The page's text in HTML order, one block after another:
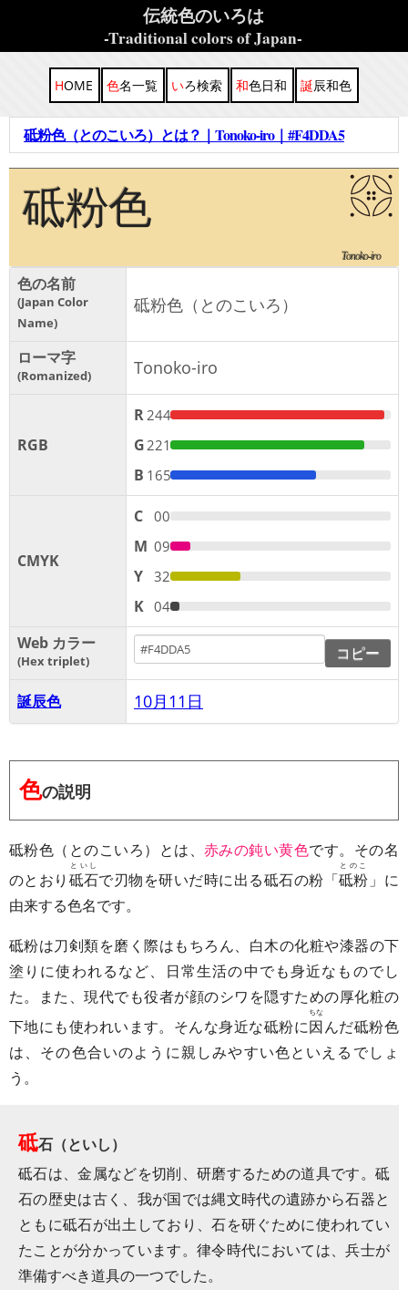
伝統色のいろは
-Traditional colors of Japan-
HOME 色名一覧 いろ検索 和色日和 誕辰和色
砥粉色（とのこいろ）とは？｜Tonoko-iro｜#F4DDA5
砥粉色
Tonoko-iro
色の名前
Japan Color
Name
砥粉色（とのこいろ）
ローマ字
Romanized Tonoko-iro
RGB
R244
G221
B 165
CMYK
C 00
M 09
Y 32
K 04
Web カラー
Hex triplet コピー
誕辰色 10月11日
色の説明
砥粉色（とのこいろ）とは、 赤みの鈍い黄色です。その名
のとおり 砥石
といし
で刃物を研いだ時に出る砥石の粉「砥粉
とのこ
」に
由来する色名です。
砥粉は刀剣類を磨く際はもちろん、白木の化粧や漆器の下
塗りに使われるなど、日常生活の中でも身近なものでし
た。また、現代でも役者が顔のシワを隠すための厚化粧の
下地にも使われいます。そんな身近な砥粉に因
ちな
んだ砥粉色
は、その色合いのように親しみやすい色といえるでしょ
う。
砥石（といし）
砥石は、金属などを切削、研磨するための道具です。砥
石の歴史は古く、我が国では縄文時代の遺跡から石器と
ともに砥石が出土しており、石を研ぐために使われてい
たことが分かっています。律令時代においては、兵士が
準備すべき道具の一つでした。